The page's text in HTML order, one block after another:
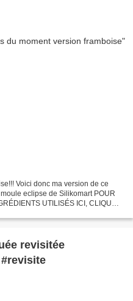
Voici donc ma version de ce
eclipse de Silikomart POUR
UTILISÉS ICI, CLIQUEZ
revisitée